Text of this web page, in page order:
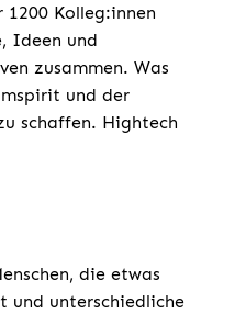
Kolleg:innen
Ideen und
zusammen. Was
und der
schaffen. Hightech
die etwas
und unterschiedliche